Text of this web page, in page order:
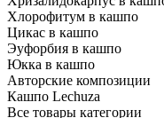
Хлорофитум в кашпо
Цикас в кашпо
Эуфорбия в кашпо
Юкка в кашпо
Авторские композиции
Кашпо Lechuza
Все товары категории